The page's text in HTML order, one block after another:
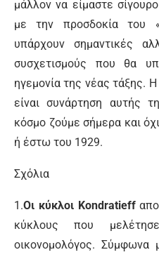
μάλλον να είμαστε
με την προσδοκία του
υπάρχουν σημαντικές
συσχετισμούς που θα
ηγεμονία της νέας τάξης.
είναι συνάρτηση αυτής
κόσμο ζούμε σήμερα και
ή έστω του 1929.
Σχόλια
1.Οι κύκλοι Kondratieff
κύκλους που
οικονομολόγος.